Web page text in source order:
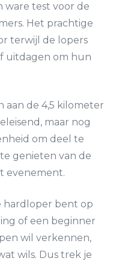
ware test voor de
Het prachtige
terwijl de lopers
uitdagen om hun
aan de 4,5 kilometer
maar nog
om deel te
genieten van de
evenement.
hardloper bent op
of een beginner
wil verkennen,
wils. Dus trek je